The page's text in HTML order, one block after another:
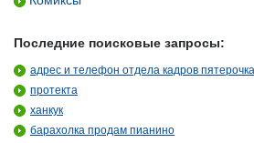
Последние поисковые запросы:
адрес и телефон отдела кадров
протекта
ханкук
барахолка продам пианино